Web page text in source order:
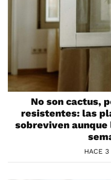
No son cactus,
resistentes: las
sobreviven
HACE 3